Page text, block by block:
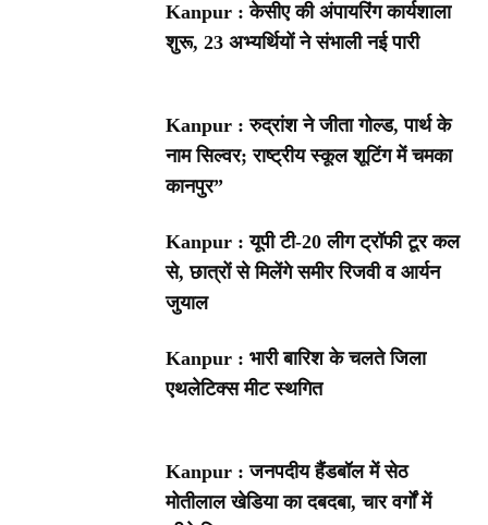
Kanpur : केसीए की अंपायरिंग कार्यशाला
शुरू, 23 अभ्यर्थियों ने संभाली नई पारी
Kanpur : रुद्रांश ने जीता गोल्ड, पार्थ के
नाम सिल्वर; राष्ट्रीय स्कूल शूटिंग में चमका
कानपुर”
Kanpur : यूपी टी-20 लीग ट्रॉफी टूर कल
से, छात्रों से मिलेंगे समीर रिजवी व आर्यन
जुयाल
Kanpur : भारी बारिश के चलते जिला
एथलेटिक्स मीट स्थगित
Kanpur : जनपदीय हैंडबॉल में सेठ
मोतीलाल खेडिया का दबदबा, चार वर्गों में